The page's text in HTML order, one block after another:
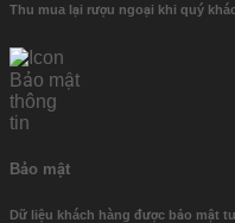
Thu mua lại rượu ngoại khi quý
Bảo mật
Dữ liệu khách hàng được bảo mật